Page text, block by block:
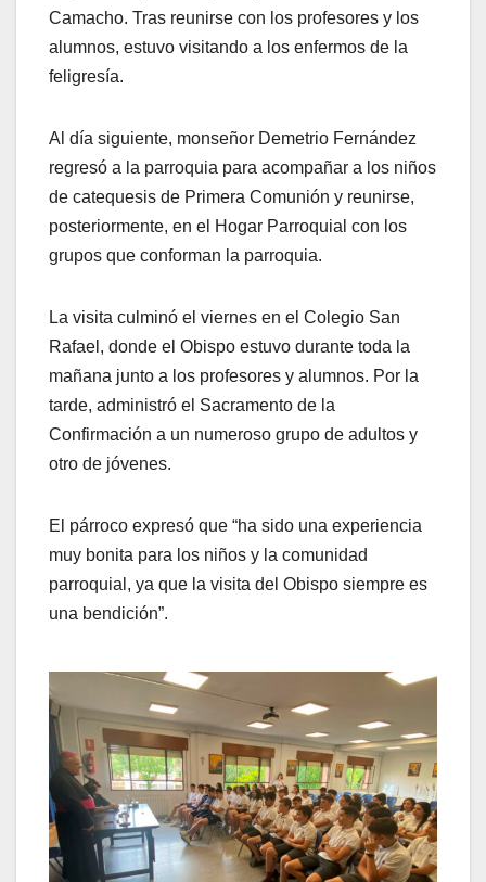
Camacho. Tras reunirse con los profesores y los
alumnos, estuvo visitando a los enfermos de la
feligresía.
Al día siguiente, monseñor Demetrio Fernández
regresó a la parroquia para acompañar a los niños
de catequesis de Primera Comunión y reunirse,
posteriormente, en el Hogar Parroquial con los
grupos que conforman la parroquia.
La visita culminó el viernes en el Colegio San
Rafael, donde el Obispo estuvo durante toda la
mañana junto a los profesores y alumnos. Por la
tarde, administró el Sacramento de la
Confirmación a un numeroso grupo de adultos y
otro de jóvenes.
El párroco expresó que “ha sido una experiencia
muy bonita para los niños y la comunidad
parroquial, ya que la visita del Obispo siempre es
una bendición”.